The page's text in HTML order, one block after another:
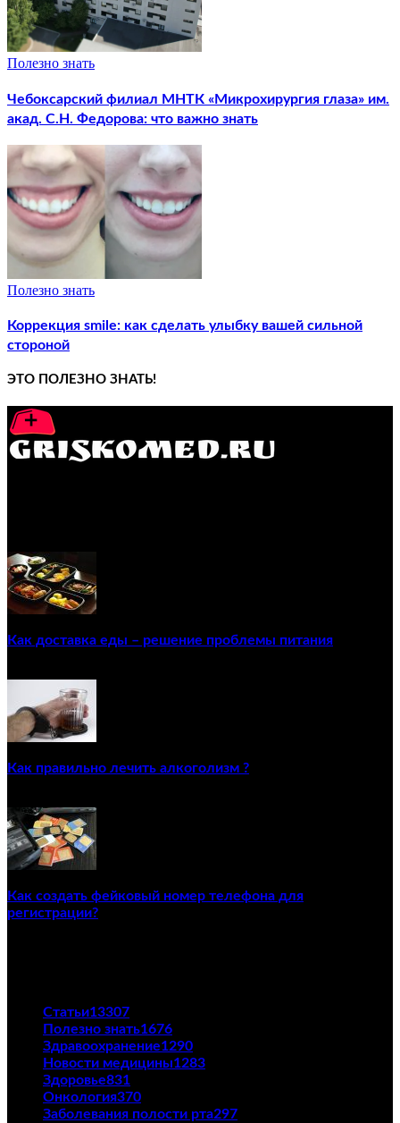
Полезно знать
Чебоксарский филиал МНТК «Микрохирургия глаза» им.
акад. С.Н. Федорова: что важно знать
Полезно знать
Коррекция smile: как сделать улыбку вашей сильной
стороной
ЭТО ПОЛЕЗНО ЗНАТЬ!
Как доставка еды – решение проблемы питания
Как правильно лечить алкоголизм ?
Как создать фейковый номер телефона для
регистрации?
Статьи13307
Полезно знать1676
Здравоохранение1290
Новости медицины1283
Здоровье831
Онкология370
Заболевания полости рта297